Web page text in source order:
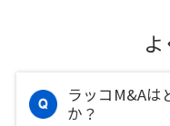
ラッコM&Aは
か？